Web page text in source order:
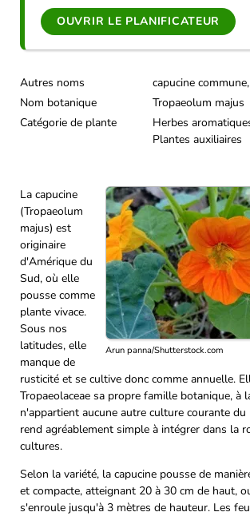
OUVRIR LE PLANIFICATEUR
Autres noms
capucine
Nom botanique
Tropaeolum majus
Catégorie de plante
Herbes
Plantes auxiliaires
Arun panna/Shutterstock.com
La capucine
(Tropaeolum
majus) est
originaire
d'Amérique du
Sud, où elle
pousse comme
plante vivace.
Sous nos
latitudes, elle
manque de
rusticité et se cultive donc comme annuelle.
Tropaeolaceae sa propre famille botanique, à
n'appartient aucune autre culture courante du
rend agréablement simple à intégrer dans la
cultures.
Selon la variété, la capucine pousse de
et compacte, atteignant 20 à 30 cm de haut,
s'enroule jusqu'à 3 mètres de hauteur. Les